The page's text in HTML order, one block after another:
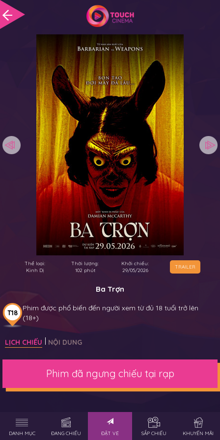
Thể loại:
Kinh Dị
Thời lượng:
102 phút
Khởi chiếu:
29/05/2026
TRAILER
Ba Trợn
T18
Phim được phổ biến đến người xem từ đủ 18 tuổi trở lên
(18+)
LỊCH CHIẾU NỘI DUNG
Phim đã ngưng chiếu tại rạp
DANH MỤC ĐANG CHIẾU ĐẶT VÉ SẮP CHIẾU KHUYẾN MÃI